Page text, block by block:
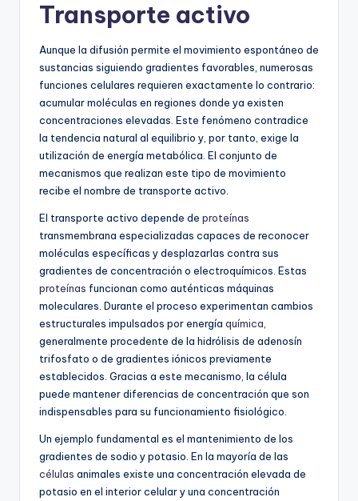
Transporte activo
Aunque la difusión permite el movimiento espontáneo de
sustancias siguiendo gradientes favorables, numerosas
funciones celulares requieren exactamente lo contrario:
acumular moléculas en regiones donde ya existen
concentraciones elevadas. Este fenómeno contradice
la tendencia natural al equilibrio y, por tanto, exige la
utilización de energía metabólica. El conjunto de
mecanismos que realizan este tipo de movimiento
recibe el nombre de transporte activo.
El transporte activo depende de proteínas
transmembrana especializadas capaces de reconocer
moléculas específicas y desplazarlas contra sus
gradientes de concentración o electroquímicos. Estas
proteínas funcionan como auténticas máquinas
moleculares. Durante el proceso experimentan cambios
estructurales impulsados por energía química
generalmente procedente de la hidrólisis de adenosín
trifosfato o de gradientes iónicos previamente
establecidos. Gracias a este mecanismo, la célula
puede mantener diferencias de concentración que son
indispensables para su funcionamiento fisiológico.
Un ejemplo fundamental es el mantenimiento de los
gradientes de sodio y potasio. En la mayoría de las
células animales existe una concentración elevada de
potasio en el interior celular y una concentración